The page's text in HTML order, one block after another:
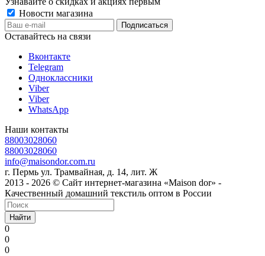
Новости магазина
Оставайтесь на связи
Вконтакте
Telegram
Одноклассники
Viber
Viber
WhatsApp
Наши контакты
88003028060
88003028060
info@maisondor.com.ru
г. Пермь ул. Трамвайная, д. 14, лит. Ж
2013 - 2026 © Сайт интернет-магазина «Maison dor» -
Качественный домашний текстиль оптом в России
Найти
0
0
0